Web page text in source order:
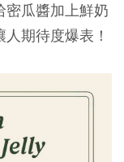
密瓜醬加上鮮奶
期待度爆表！